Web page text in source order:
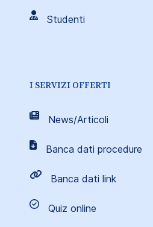
Studenti
I SERVIZI OFFERTI
News/Articoli
Banca dati procedure
Banca dati link
Quiz online